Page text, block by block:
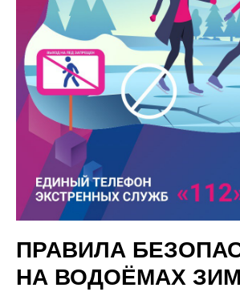
ПРАВИЛА
НА ВОДОЁМАХ